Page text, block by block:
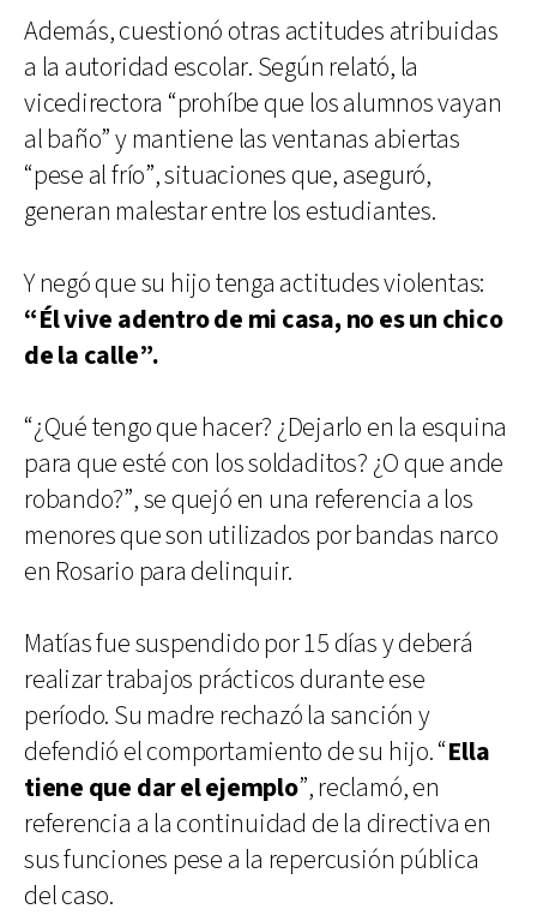
Además, cuestionó otras actitudes atribuidas
a la autoridad escolar. Según relató, la
vicedirectora “prohíbe que los alumnos vayan
al baño” y mantiene las ventanas abiertas
“pese al frío”, situaciones que, aseguró,
generan malestar entre los estudiantes.
Y negó que su hijo tenga actitudes violentas:
“Él vive adentro de mi casa, no es un chico
de la calle”.
“¿Qué tengo que hacer? ¿Dejarlo en la esquina
para que esté con los soldaditos? ¿O que ande
robando?”, se quejó en una referencia a los
menores que son utilizados por bandas narco
en Rosario para delinquir.
Matías fue suspendido por 15 días y deberá
realizar trabajos prácticos durante ese
período. Su madre rechazó la sanción y
defendió el comportamiento de su hijo. “Ella
tiene que dar el ejemplo”, reclamó, en
referencia a la continuidad de la directiva en
sus funciones pese a la repercusión pública
del caso.